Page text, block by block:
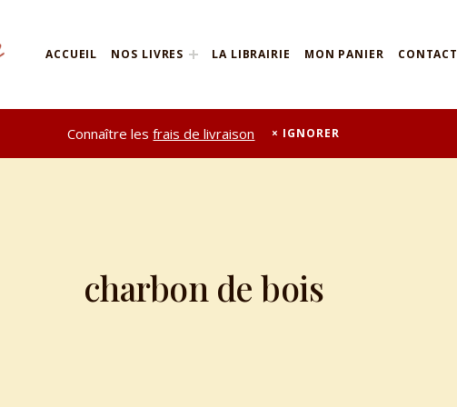
ACCUEIL NOS LIVRES LA LIBRAIRIE MON PANIER CONTACT
Connaître lesfrais de livraison IGNORER
charbon de bois